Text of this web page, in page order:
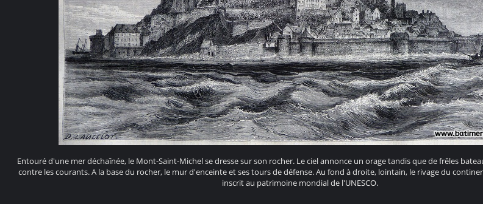
Entouré d'une mer déchaînée, le Mont-Saint-Michel se dresse sur son rocher. Le ciel annonce un orage tandis que de frêles
contre les courants. A la base du rocher, le mur d'enceinte et ses tours de défense. Au fond à droite, lointain, le rivage du
inscrit au patrimoine mondial de l'UNESCO.